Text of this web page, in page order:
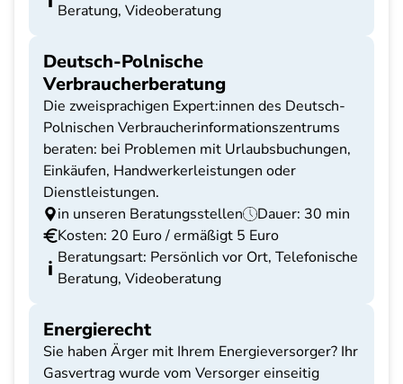
Beratung, Videoberatung
Deutsch-Polnische
Verbraucherberatung
Die zweisprachigen Expert:innen des Deutsch-
Polnischen Verbraucherinformationszentrums
beraten: bei Problemen mit Urlaubsbuchungen,
Einkäufen, Handwerkerleistungen oder
Dienstleistungen.
in unseren Beratungsstellen
Dauer: 30 min
Kosten: 20 Euro / ermäßigt 5 Euro
Beratungsart: Persönlich vor Ort, Telefonische
Beratung, Videoberatung
Energierecht
Sie haben Ärger mit Ihrem Energieversorger? Ihr
Gasvertrag wurde vom Versorger einseitig